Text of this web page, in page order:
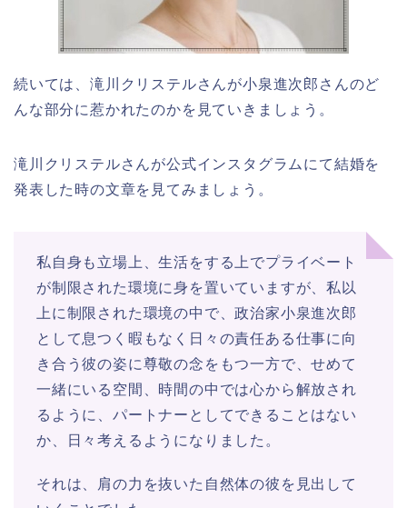
続いては、滝川クリステルさんが小泉進次郎さんのど
んな部分に惹かれたのかを見ていきましょう。
滝川クリステルさんが公式インスタグラムにて結婚を
発表した時の文章を見てみましょう。
私自身も立場上、生活をする上でプライベート
が制限された環境に身を置いていますが、私以
上に制限された環境の中で、政治家小泉進次郎
として息つく暇もなく日々の責任ある仕事に向
き合う彼の姿に尊敬の念をもつ一方で、せめて
一緒にいる空間、時間の中では心から解放され
るように、パートナーとしてできることはない
か、日々考えるようになりました。
それは、肩の力を抜いた自然体の彼を見出して